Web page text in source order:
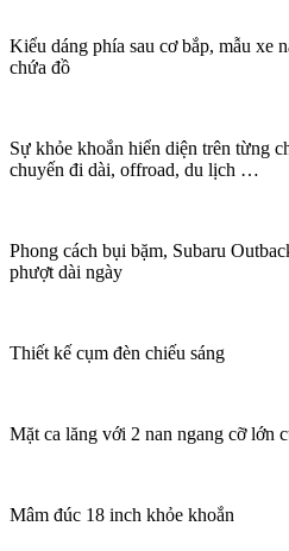
Kiểu dáng phía sau cơ bắp, mẫu xe
chứa đồ
Sự khỏe khoắn hiển diện trên từng
chuyến đi dài, offroad, du lịch …
Phong cách bụi bặm, Subaru
phượt dài ngày
Thiết kế cụm đèn chiếu sáng
Mặt ca lăng với 2 nan ngang cỡ lớn
Mâm đúc 18 inch khỏe khoắn